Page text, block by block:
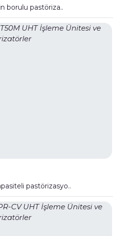
borulu pastöriza..
pastörizasyo..